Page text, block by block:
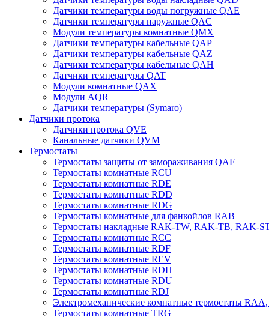
Датчики температуры воды погружные QAE
Датчики температуры наружные QAC
Модули температуры комнатные QMX
Датчики температуры кабельные QAP
Датчики температуры кабельные QAZ
Датчики температуры кабельные QAH
Датчики температуры QAT
Модули комнатные QAX
Модули AQR
Датчики температуры (Symaro)
Датчики протока
Датчики протока QVE
Канальные датчики QVM
Термостаты
Термостаты защиты от замораживания QAF
Термостаты комнатные RCU
Термостаты комнатные RDE
Термостаты комнатные RDD
Термостаты комнатные RDG
Термостаты комнатные для фанкойлов RAB
Термостаты накладные RAK-TW, RAK-TB, RAK-
Термостаты комнатные RCC
Термостаты комнатные RDF
Термостаты комнатные REV
Термостаты комнатные RDH
Термостаты комнатные RDU
Термостаты комнатные RDJ
Электромеханические комнатные термостаты
Термостаты комнатные TRG